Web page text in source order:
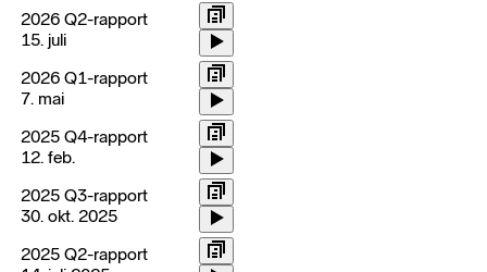
2026 Q2-rapport
15. juli
2026 Q1-rapport
7. mai
2025 Q4-rapport
12. feb.
2025 Q3-rapport
30. okt. 2025
2025 Q2-rapport